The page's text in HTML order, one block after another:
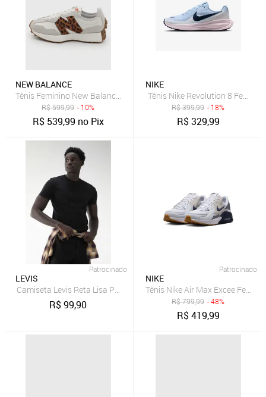
NEW BALANCE
Tênis Feminino New Balance 327v1 Bege
R$599,99 - 10%
R$ 539,99 no Pix
NIKE
Tênis Nike Revolution 8
R$399,99 - 18%
R$329,99
Patrocinado
LEVIS
Camiseta Levis Reta Lisa Preta
R$99,90
Patrocinado
NIKE
Tênis Nike Air Max Excee
R$799,99 - 48%
R$419,99